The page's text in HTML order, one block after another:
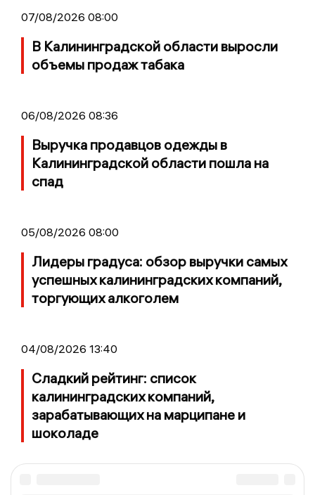
07/08/2026 08:00
В Калининградской области выросли
объемы продаж табака
06/08/2026 08:36
Выручка продавцов одежды в
Калининградской области пошла на
спад
05/08/2026 08:00
Лидеры градуса: обзор выручки самых
успешных калининградских компаний,
торгующих алкоголем
04/08/2026 13:40
Сладкий рейтинг: список
калининградских компаний,
зарабатывающих на марципане и
шоколаде